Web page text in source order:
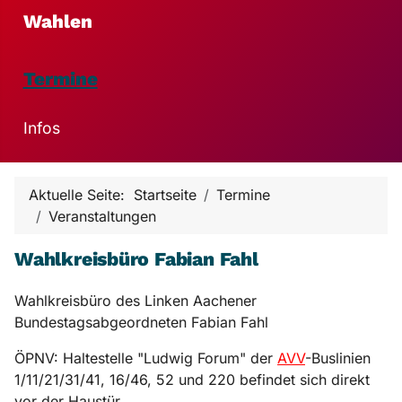
Wahlen
Termine
Infos
Aktuelle Seite: Startseite
Termine
Veranstaltungen
Wahlkreisbüro Fabian Fahl
Wahlkreisbüro des Linken Aachener
Bundestagsabgeordneten Fabian Fahl
ÖPNV: Haltestelle "Ludwig Forum" der AVV-Buslinien
1/11/21/31/41, 16/46, 52 und 220 befindet sich direkt